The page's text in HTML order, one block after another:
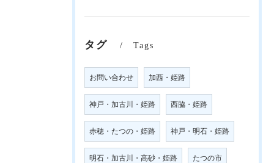
タグ Tags
お問い合わせ 加西・姫路
神戸・加古川・姫路 西脇・姫路
赤穂・たつの・姫路 神戸・明石・姫路
明石・加古川・高砂・姫路 たつの市